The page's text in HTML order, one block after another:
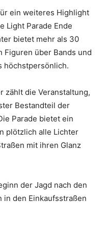
ein weiteres Highlight
Light Parade Ende
bietet mehr als 30
Figuren über Bands und
höchstpersönlich.
zählt die Veranstaltung,
Bestandteil der
Parade bietet ein
plötzlich alle Lichter
mit ihren Glanz
der Jagd nach den
in den Einkaufsstraßen